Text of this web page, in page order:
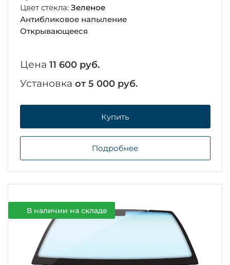
Цвет стекла: Зеленое
Антибликовое напыление
Открывающееся
Цена 11 600 руб.
Установка от 5 000 руб.
Купить
Подробнее
В наличии на складе